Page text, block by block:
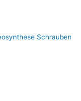
Schrauben